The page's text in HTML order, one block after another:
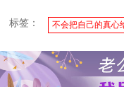
标签： 不会把自己的真心